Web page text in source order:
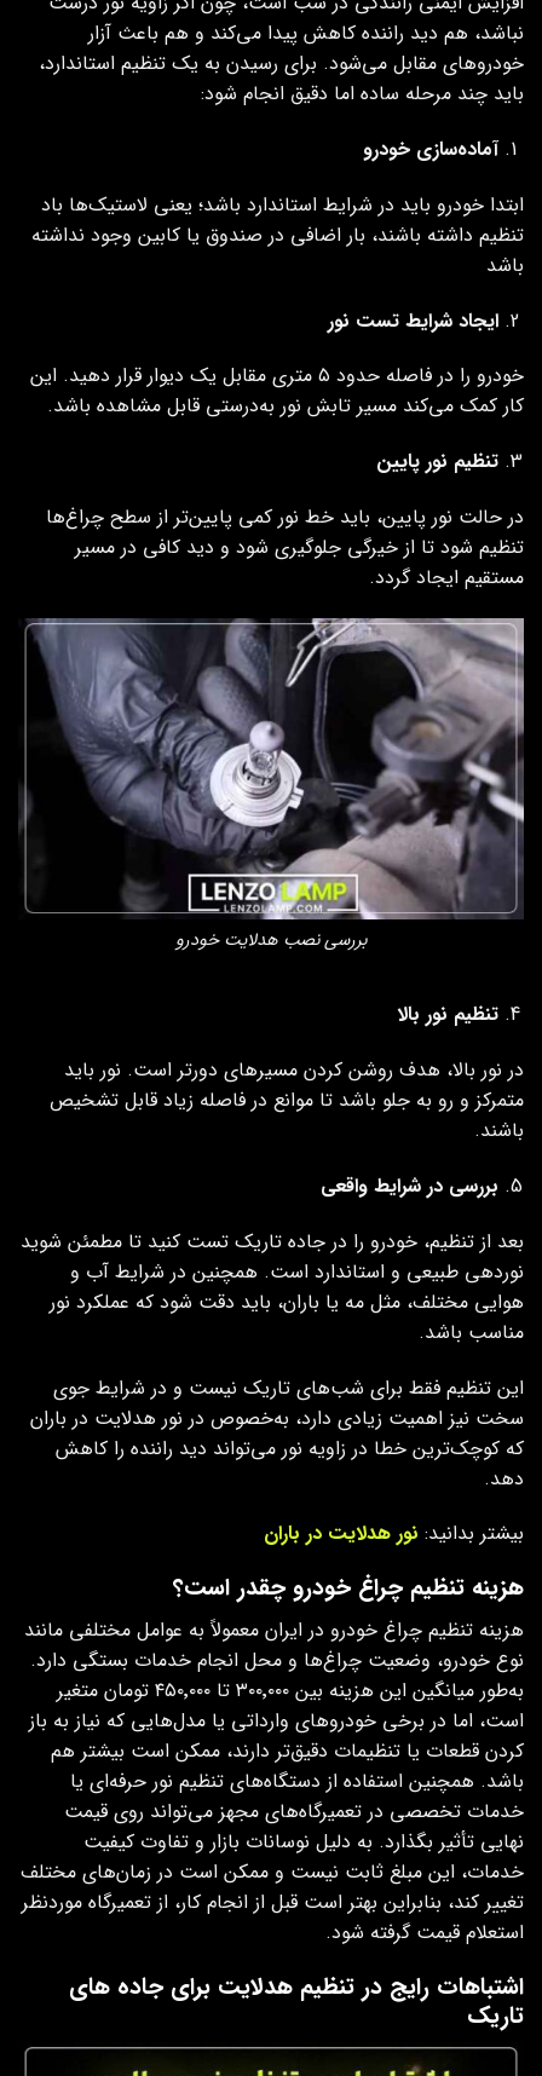
نباشد، هم دید راننده کاهش پیدا می‌کند و هم باعث آزار
خودروهای مقابل می‌شود. برای رسیدن به یک تنظیم استاندارد،
باید چند مرحله ساده اما دقیق انجام شود:
آماده‌سازی خودرو
ابتدا خودرو باید در شرایط استاندارد باشد؛ یعنی لاستیک‌ها باد
تنظیم داشته باشند، بار اضافی در صندوق یا کابین وجود نداشته
باشد
ایجاد شرایط تست نور
خودرو را در فاصله حدود ۵ متری مقابل یک دیوار قرار دهید. این
کار کمک می‌کند مسیر تابش نور به‌درستی قابل مشاهده باشد.
تنظیم نور پایین
در حالت نور پایین، باید خط نور کمی پایین‌تر از سطح چراغ‌ها
تنظیم شود تا از خیرگی جلوگیری شود و دید کافی در مسیر
مستقیم ایجاد گردد.
بررسی نصب هدلایت خودرو
تنظیم نور بالا
در نور بالا، هدف روشن کردن مسیرهای دورتر است. نور باید
متمرکز و رو به جلو باشد تا موانع در فاصله زیاد قابل تشخیص
باشند.
بررسی در شرایط واقعی
بعد از تنظیم، خودرو را در جاده تاریک تست کنید تا مطمئن شوید
نوردهی طبیعی و استاندارد است. همچنین در شرایط آب‌ و
هوایی مختلف، مثل مه یا باران، باید دقت شود که عملکرد نور
مناسب باشد.
این تنظیم فقط برای شب‌های تاریک نیست و در شرایط جوی
سخت نیز اهمیت زیادی دارد، به‌خصوص در نور هدلایت در باران
که کوچک‌ترین خطا در زاویه نور می‌تواند دید راننده را کاهش
دهد.
بیشتر بدانید: نور هدلایت در باران
هزینه تنظیم چراغ خودرو چقدر است؟
هزینه تنظیم چراغ خودرو در ایران معمولاً به عوامل مختلفی مانند
نوع خودرو، وضعیت چراغ‌ها و محل انجام خدمات بستگی دارد.
به‌طور میانگین این هزینه بین ۳۰۰٬۰۰۰ تا ۴۵۰٬۰۰۰ تومان متغیر
است، اما در برخی خودروهای وارداتی یا مدل‌هایی که نیاز به باز
کردن قطعات یا تنظیمات دقیق‌تر دارند، ممکن است بیشتر هم
باشد. همچنین استفاده از دستگاه‌های تنظیم نور حرفه‌ای یا
خدمات تخصصی در تعمیرگاه‌های مجهز می‌تواند روی قیمت
نهایی تأثیر بگذارد. به دلیل نوسانات بازار و تفاوت کیفیت
خدمات، این مبلغ ثابت نیست و ممکن است در زمان‌های مختلف
تغییر کند، بنابراین بهتر است قبل از انجام کار، از تعمیرگاه موردنظر
استعلام قیمت گرفته شود.
اشتباهات رایج در تنظیم هدلایت برای جاده‌ های
تاریک